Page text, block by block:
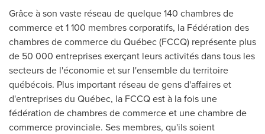
Grâce à son vaste réseau de quelque 140 chambres de
commerce et 1 100 membres corporatifs, la Fédération des
chambres de commerce du Québec (FCCQ) représente plus
de 50 000 entreprises exerçant leurs activités dans tous les
secteurs de l'économie et sur l'ensemble du territoire
québécois. Plus important réseau de gens d'affaires et
d'entreprises du Québec, la FCCQ est à la fois une
fédération de chambres de commerce et une chambre de
commerce provinciale. Ses membres, qu'ils soient